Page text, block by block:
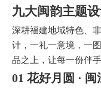
九大闽韵主题
深耕福建地域特色、
计，一礼一意境，一
品之上，让每一份伴
01 花好月圆 · 闽